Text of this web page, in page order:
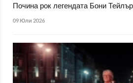
Почина рок легендата Бони Тейлър
09 Юли 2026